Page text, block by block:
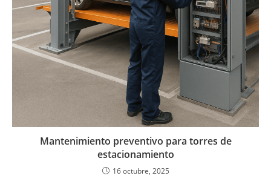
Mantenimiento preventivo para torres de
estacionamiento
16 octubre, 2025